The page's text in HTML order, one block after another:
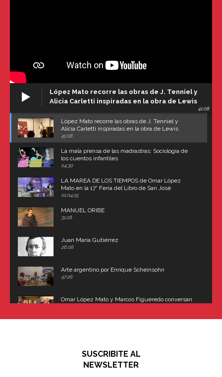
López Mato recorre las obras de J. Tenniel y
Alicia Carletti inspiradas en la obra de Lewis
41:08
López Mato recorre las obras de J. Tenniel y
Alicia Carletti inspiradas en la obra de Lewis
Carroll
41:08
La mala prensa de las madrastras: Sociología de
los cuentos infantiles
04:30
LA MAREA DE LOS TIEMPOS de Omar López
Mato en la 17° Feria del Libro de San José
(Uruguay)
01:04:25
MANUEL ORIBE
31:28
Juan María Gutiérrez
26:08
Arte argentino por Enrique Scheinsohn
47:26
Omar López Mato y Marcos Figueredo conversan
"En política, la estupidez no es una desventaja"
SUSCRIBITE AL
NEWSLETTER